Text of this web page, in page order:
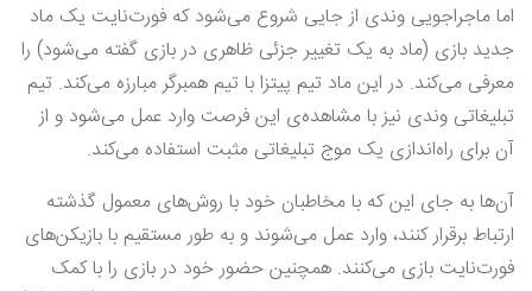
اما ماجراجویی وندی از جایی شروع می‌شود که فورت‌نایت یک ماد
جدید بازی (ماد به یک تغییر جزئی ظاهری در بازی گفته می‌شود) را
معرفی می‌کند. در این ماد تیم پیتزا با تیم همبرگر مبارزه می‌کند. تیم
تبلیغاتی وندی نیز با مشاهده‌ی این فرصت وارد عمل می‌شود و از
آن برای راه‌اندازی یک موج تبلیغاتی مثبت استفاده می‌کند.
آن‌ها به جای این که با مخاطبان خود با روش‌های معمول گذشته
ارتباط برقرار کنند، وارد عمل می‌شوند و به طور مستقیم با بازیکن‌های
فورت‌نایت بازی می‌کنند. همچنین حضور خود در بازی را با کمک